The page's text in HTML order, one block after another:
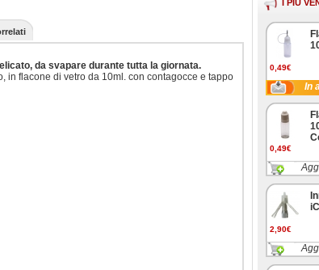
I PIÙ
0,49€
In
0,49€
2,90€
da svapare durante tutta la giornata.
in flacone di vetro da 10ml. con contagocce e tappo